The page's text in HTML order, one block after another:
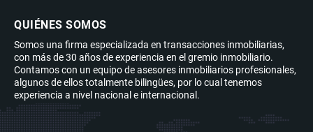
QUIÉNES SOMOS
Somos una firma especializada en transacciones inmobiliarias,
con más de 30 años de experiencia en el gremio inmobiliario.
Contamos con un equipo de asesores inmobiliarios profesionales,
algunos de ellos totalmente bilingües, por lo cual tenemos
experiencia a nivel nacional e internacional.